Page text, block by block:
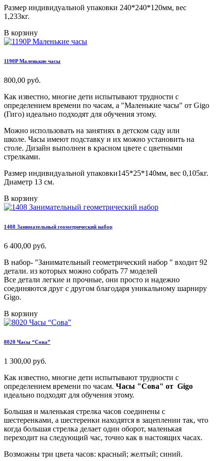
Размер индивидуальной упаковки 240*240*120мм, вес
1,233кг.
В корзину
1190P Маленькие часы
800,00 руб.
Как известно, многие дети испытывают трудности с
определением времени по часам, а "Маленькие часы" от Gigo
(Гиго) идеально подходят для обучения этому.
Можно использовать на занятиях в детском саду или
школе. Часы имеют подставку и их можно установить на
столе. Дизайн выполнен в красном цвете с цветными
стрелками.
Размер индивидуальной упаковки145*25*140мм, вес 0,105кг.
Диаметр 13 см.
В корзину
1408 Занимательный геометрический набор
6 400,00 руб.
В набор- "Занимательный геометрический набор " входит 92
детали. из которых можно собрать 77 моделей
Все детали легкие и прочные, они просто и надежно
соединяются друг с другом благодаря уникальному шарниру
Gigo.
В корзину
8020 Часы “Сова”
1 300,00 руб.
Как известно, многие дети испытывают трудности с
определением времени по часам. Часы "Сова" от Gigo
идеально подходят для обучения этому.
Большая и маленькая стрелка часов соединены с
шестеренками, а шестеренки находятся в зацеплении так, что
когда большая стрелка делает один оборот, маленькая
переходит на следующий час, точно как в настоящих часах.
Возможны три цвета часов: красный; желтый; синий.